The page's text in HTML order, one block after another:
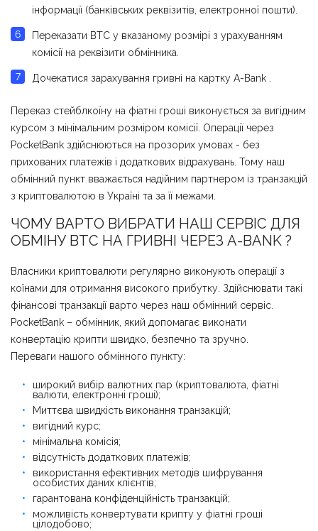
інформації (банківських реквізитів, електронної пошти).
Переказати BTC у вказаному розмірі з урахуванням
комісії на реквізити обмінника.
Дочекатися зарахування гривні на картку A-Bank .
Переказ стейблкоїну на фіатні гроші виконується за вигідним
курсом з мінімальним розміром комісії. Операції через
PocketBank здійснюються на прозорих умовах - без
прихованих платежів і додаткових відрахувань. Тому наш
обмінний пункт вважається надійним партнером із транзакцій
з криптовалютою в Україні та за її межами.
ЧОМУ ВАРТО ВИБРАТИ НАШ СЕРВІС ДЛЯ
ОБМІНУ BTC НА ГРИВНІ ЧЕРЕЗ A-BANK ?
Власники криптовалюти регулярно виконують операції з
коїнами для отримання високого прибутку. Здійснювати такі
фінансові транзакції варто через наш обмінний сервіс.
PocketBank – обмінник, який допомагає виконати
конвертацію крипти швидко, безпечно та зручно.
Переваги нашого обмінного пункту:
широкий вибір валютних пар (криптовалюта, фіатні
валюти, електронні гроші);
Миттєва швидкість виконання транзакцій;
вигідний курс;
мінімальна комісія;
відсутність додаткових платежів;
використання ефективних методів шифрування
особистих даних клієнтів;
гарантована конфіденційність транзакцій;
можливість конвертувати крипту у фіатні гроші
цілодобово;